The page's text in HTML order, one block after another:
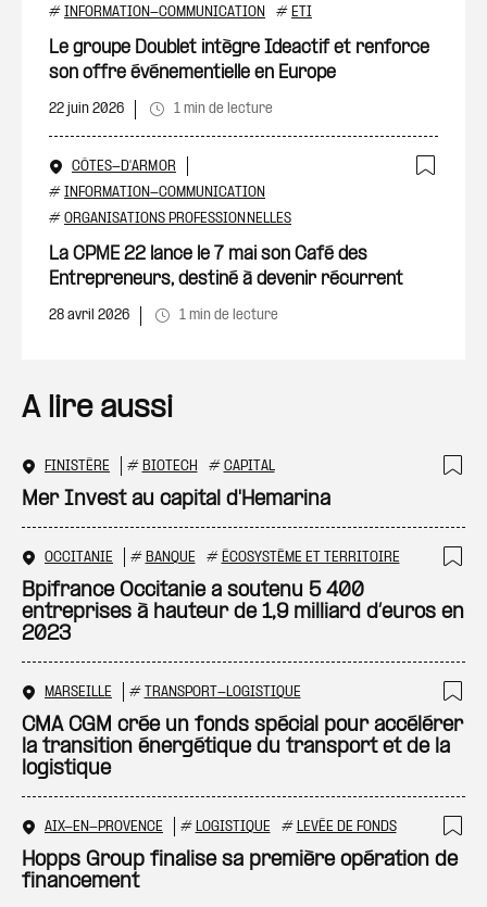
# INFORMATION-COMMUNICATION # ETI
Le groupe Doublet intègre Ideactif et renforce
son offre événementielle en Europe
22 juin 2026 1 min de lecture
CÔTES-D'ARMOR
# INFORMATION-COMMUNICATION
# ORGANISATIONS PROFESSIONNELLES
La CPME 22 lance le 7 mai son Café des
Entrepreneurs, destiné à devenir récurrent
28 avril 2026 1 min de lecture
A lire aussi
FINISTÈRE # BIOTECH # CAPITAL
Mer Invest au capital d'Hemarina
OCCITANIE # BANQUE # ÉCOSYSTÈME ET TERRITOIRE
Bpifrance Occitanie a soutenu 5 400
entreprises à hauteur de 1,9 milliard d’euros en
2023
MARSEILLE # TRANSPORT-LOGISTIQUE
CMA CGM crée un fonds spécial pour accélérer
la transition énergétique du transport et de la
logistique
AIX-EN-PROVENCE # LOGISTIQUE # LEVÉE DE FONDS
Hopps Group finalise sa première opération de
financement